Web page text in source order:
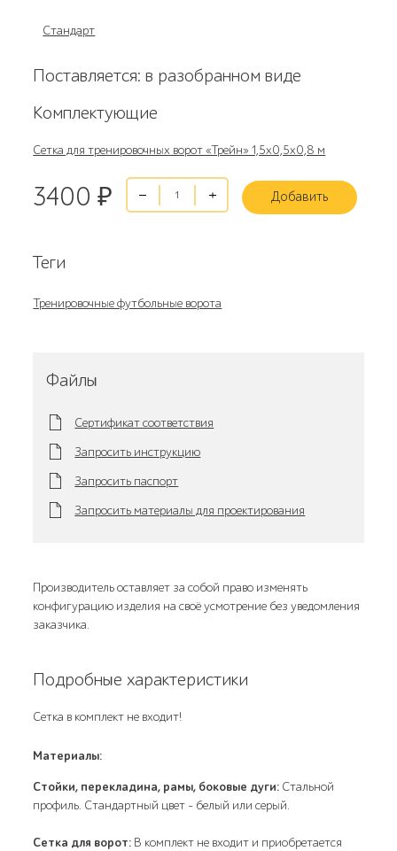
Стандарт
Поставляется: в разобранном виде
Комплектующие
Сетка для тренировочных ворот «Трейн» 1,5х0,5х0,8 м
3400 ₽ Добавить
Теги
Тренировочные футбольные ворота
Файлы
Сертификат соответствия
Запросить инструкцию
Запросить паспорт
Запросить материалы для проектирования
Производитель оставляет за собой право изменять
конфигурацию изделия на своё усмотрение без уведомления
заказчика.
Подробные характеристики
Сетка в комплект не входит!
Материалы:
Cтойки, перекладина, рамы, боковые дуги: Стальной
профиль. Стандартный цвет – белый или серый.
Сетка для ворот: В комплект не входит и приобретается